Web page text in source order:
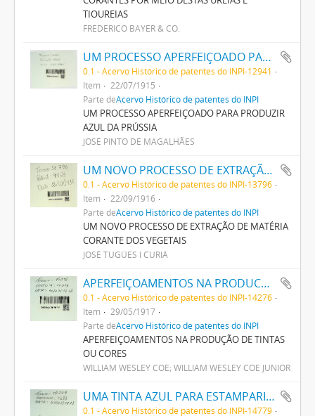
TIOUREIAS
FREDERICO BAYER & CO.
UM PROCESSO APERFEIÇOADO PARA PRODUZIR AZUL DA PRUSSIA
0.1 - Acervo Histórico de patentes do INPI-12941
Item
22/07/1915
Parte deAcervo Histórico de patentes do INPI
UM PROCESSO APERFEIÇOADO PARA PRODUZIR
AZUL DA PRÚSSIA
JOSÉ PINTO DE MAGALHÃES
UM NOVO PROCESSO DE EXTRAÇÃO DE MATERIA CORANTE DOS VEGETAES
0.1 - Acervo Histórico de patentes do INPI-13796
Item
22/09/1916
Parte deAcervo Histórico de patentes do INPI
UM NOVO PROCESSO DE EXTRAÇÃO DE MATÉRIA
CORANTE DOS VEGETAIS
JOSÉ TUGÚES I CURIÁ
APERFEIÇOAMENTOS NA PRODUCÇÃO DE TINTAS OU CORES
0.1 - Acervo Histórico de patentes do INPI-14276
Item
29/05/1917
Parte deAcervo Histórico de patentes do INPI
APERFEIÇOAMENTOS NA PRODUÇÃO DE TINTAS
OU CORES
WILLIAM WESLEY COE; WILLIAM WESLEY COE JUNIOR
UMA TINTA AZUL PARA ESTAMPARIA DE TECIDOS
0.1 - Acervo Histórico de patentes do INPI-14779